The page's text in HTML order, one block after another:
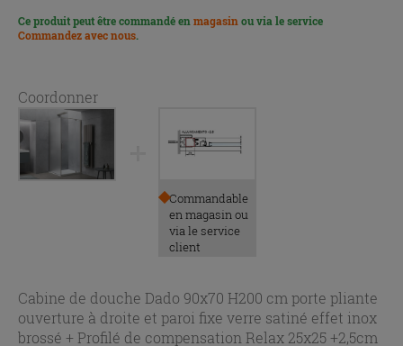
Ce produit peut être commandé en magasin ou via le service
Commandez avec nous.
Coordonner
Commandable
en magasin ou
via le service
client
Cabine de douche Dado 90x70 H200 cm porte pliante
ouverture à droite et paroi fixe verre satiné effet inox
brossé + Profilé de compensation Relax 25x25 +2,5cm